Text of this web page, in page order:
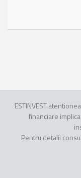
ESTINVEST
financiare
Pentru detalii